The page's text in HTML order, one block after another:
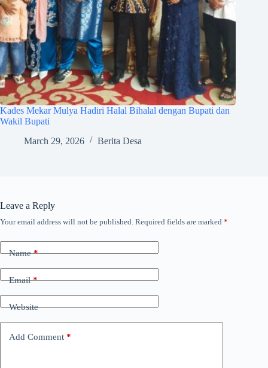
Kades Mekar Mulya Hadiri Halal Bihalal dengan Bupati dan
Wakil Bupati
March 29, 2026
Berita Desa
Leave a Reply
Your email address will not be published. Required fields are marked *
Name*
Email*
Website
Add Comment *